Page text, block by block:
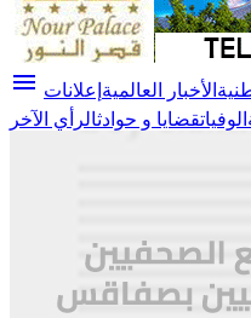
menu الأخبار العالمية إعلانات
الوفياتقضايا و حوادثالرأي الآخر